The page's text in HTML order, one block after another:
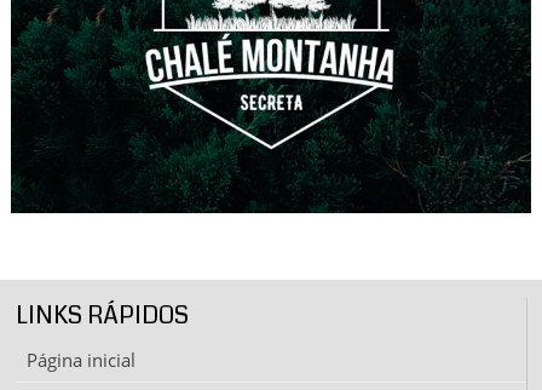
LINKS RÁPIDOS
Página inicial